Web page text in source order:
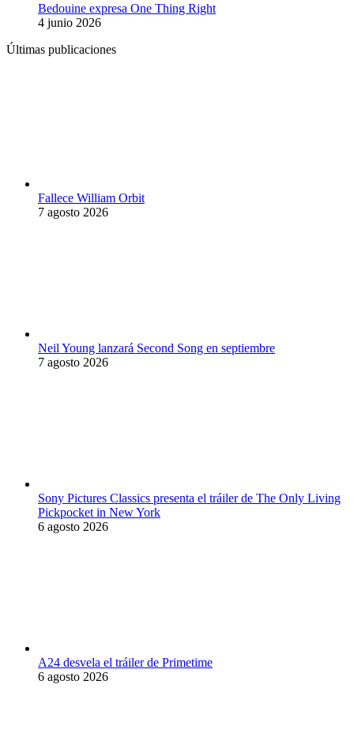
Bedouine expresa One Thing Right
4 junio 2026
Últimas publicaciones
Fallece William Orbit
7 agosto 2026
Neil Young lanzará Second Song en septiembre
7 agosto 2026
Sony Pictures Classics presenta el tráiler de The Only Living
Pickpocket in New York
6 agosto 2026
A24 desvela el tráiler de Primetime
6 agosto 2026